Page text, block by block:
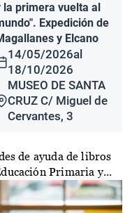
la primera vuelta al
Expedición de
y Elcano
14/05/2026al
18/10/2026
MUSEO DE SANTA
CRUZ C/ Miguel de
Cervantes, 3
de ayuda de libros
Primaria y...